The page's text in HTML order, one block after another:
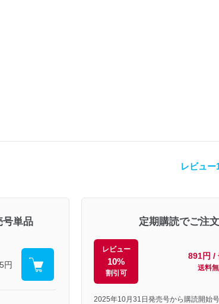
レビュー
号単品
円
定期購読でご注文
レビュー
10%
割引可
891円 /
送料
2025年10月31日発売号から購読開始号